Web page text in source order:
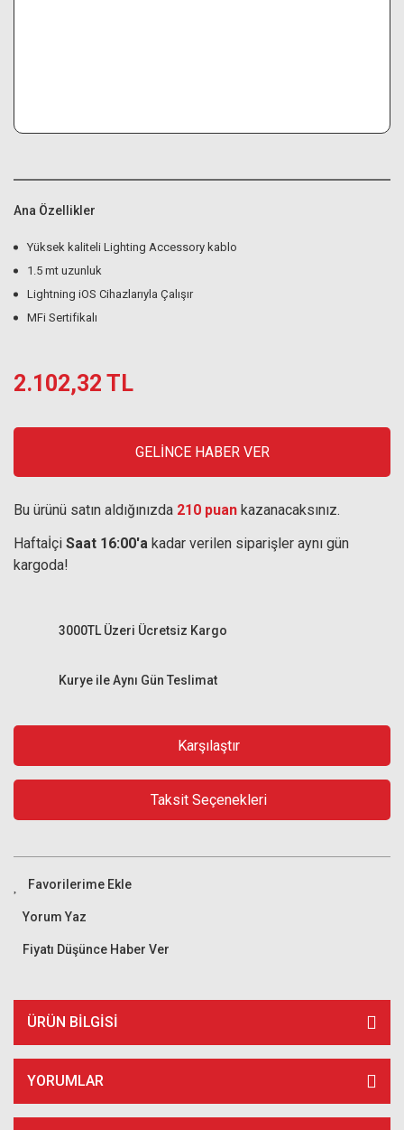
Ana Özellikler
Yüksek kaliteli Lighting Accessory kablo
1.5 mt uzunluk
Lightning iOS Cihazlarıyla Çalışır
MFi Sertifikalı
2.102,32 TL
GELİNCE HABER VER
Bu ürünü satın aldığınızda 210 puan kazanacaksınız.
Haftaİçi Saat 16:00'a kadar verilen siparişler aynı gün
kargoda!
Kurye ile Aynı Gün Teslimat
3000TL Üzeri Ücretsiz Kargo
Karşılaştır
Taksit Seçenekleri
Yorum Yaz
Fiyatı Düşünce Haber Ver
ÜRÜN BILGISI
YORUMLAR